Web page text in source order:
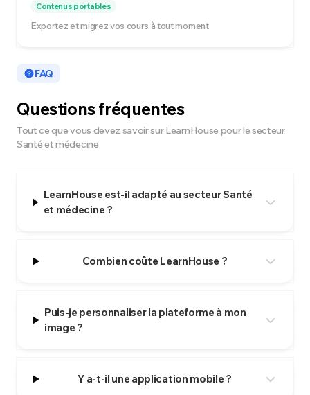
Contenus portables
Exportez et migrez vos cours à tout moment
FAQ
Questions fréquentes
Tout ce que vous devez savoir sur LearnHouse pour le secteur
Santé et médecine
LearnHouse est-il adapté au secteur Santé
et médecine ?
Combien coûte LearnHouse ?
Puis-je personnaliser la plateforme à mon
image ?
Y a-t-il une application mobile ?